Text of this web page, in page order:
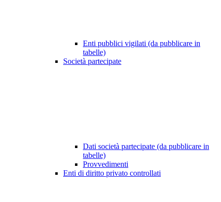
Enti pubblici vigilati (da pubblicare in
tabelle)
Società partecipate
Dati società partecipate (da pubblicare in
tabelle)
Provvedimenti
Enti di diritto privato controllati